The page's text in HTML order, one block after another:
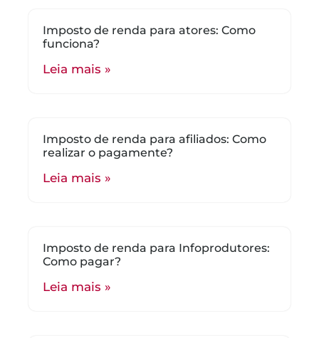
Imposto de renda para atores: Como
funciona?
Leia mais »
Imposto de renda para afiliados: Como
realizar o pagamente?
Leia mais »
Imposto de renda para Infoprodutores:
Como pagar?
Leia mais »